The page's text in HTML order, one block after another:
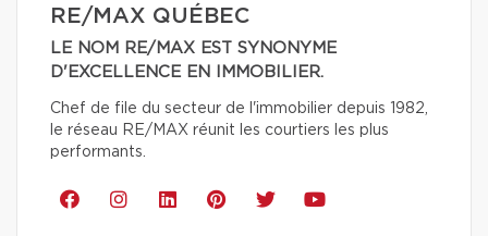
RE/MAX QUÉBEC
LE NOM RE/MAX EST SYNONYME
D'EXCELLENCE EN IMMOBILIER.
Chef de file du secteur de l'immobilier depuis 1982,
le réseau RE/MAX réunit les courtiers les plus
performants.